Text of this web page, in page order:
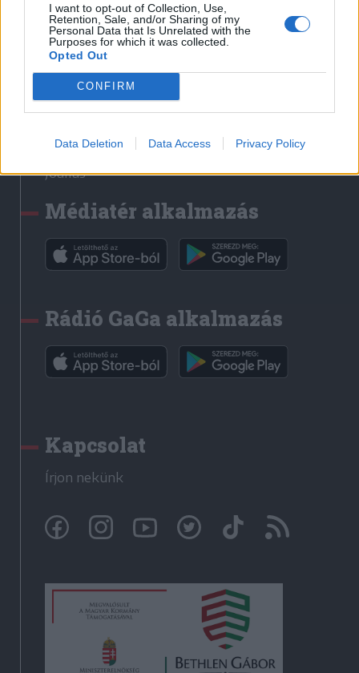
I want to opt-out of Collection, Use,
Retention, Sale, and/or Sharing of my
Personal Data that Is Unrelated with the
Purposes for which it was collected.
Opted Out
CONFIRM
Data Deletion Data Access Privacy Policy
Liget
Krónika
Bihari Napló
Erdélyi Napló
Főtér
Rádió GaGa
Jóállás
Médiatér alkalmazás
Rádió GaGa alkalmazás
Kapcsolat
Írjon nekünk